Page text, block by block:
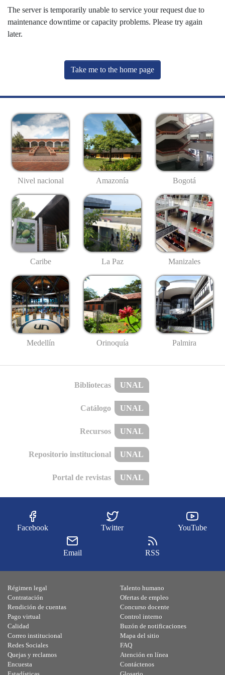
The server is temporarily unable to service your request due to
maintenance downtime or capacity problems. Please try again
later.
Take me to the home page
Nivel nacional Amazonía Bogotá
Caribe La Paz Manizales
Medellín Orinoquía Palmira
Bibliotecas UNAL
Catálogo UNAL
Recursos UNAL
Repositorio institucional UNAL
Portal de revistas UNAL
Facebook Twitter YouTube
Email RSS
Régimen legal
Contratación
Rendición de cuentas
Pago virtual
Calidad
Talento humano
Ofertas de empleo
Concurso docente
Control interno
Buzón de notificaciones
Correo institucional
Redes Sociales
Quejas y reclamos
Encuesta
Mapa del sitio
FAQ
Atención en línea
Contáctenos